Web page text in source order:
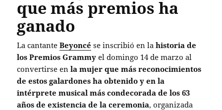
que más premios ha
ganado
La cantanteBeyoncé se inscribió en lahistoria de
los Premios Grammy el domingo 14 de marzo al
convertirse enla mujer que más reconocimientos
de estos galardones ha obtenido y en la
intérprete musical más condecorada de los 63
años de existencia de la ceremonia, organizada